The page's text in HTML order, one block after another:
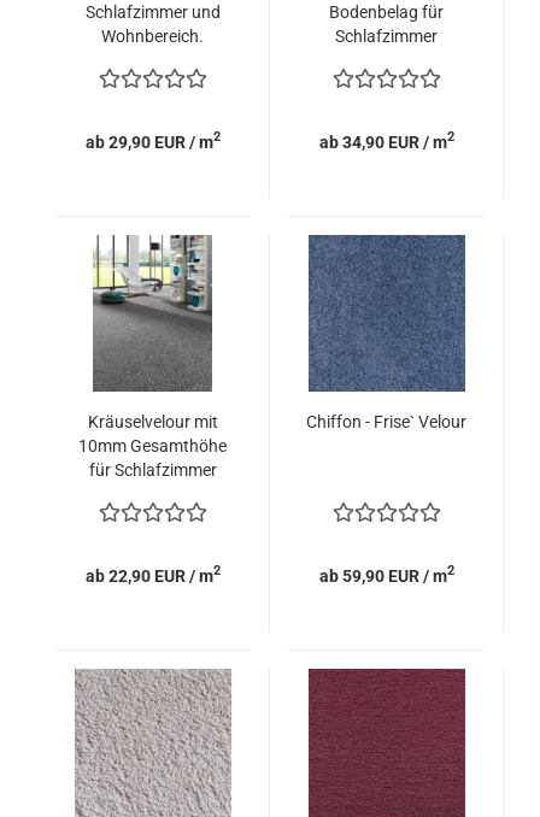
Schlafzimmer und
Wohnbereich.
ab 29,90 EUR / m2
Bodenbelag für
Schlafzimmer
ab 34,90 EUR / m2
Kräuselvelour mit
10mm Gesamthöhe
für Schlafzimmer
ab 22,90 EUR / m2
Chiffon - Frise` Velour
ab 59,90 EUR / m2